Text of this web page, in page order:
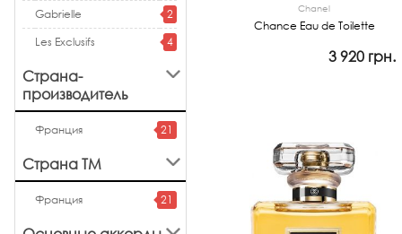
Gabrielle
2
Les Exclusifs
4
Страна-
производитель
Франция 21
Страна ТМ
Франция 21
Chanel
Chance Eau de Toilette
3 920 грн.